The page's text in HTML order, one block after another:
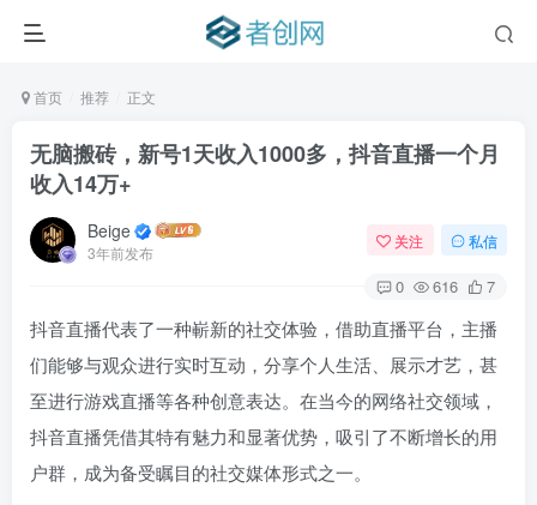
首页 推荐 正文
无脑搬砖，新号1天收入1000多，抖音直播一个月
收入14万+
Beige
3年前发布
关注 私信
0 616 7
抖音直播代表了一种嶄新的社交体验，借助直播平台，主播
们能够与观众进行实时互动，分享个人生活、展示才艺，甚
至进行游戏直播等各种创意表达。在当今的网络社交领域，
抖音直播凭借其特有魅力和显著优势，吸引了不断增长的用
户群，成为备受瞩目的社交媒体形式之一。